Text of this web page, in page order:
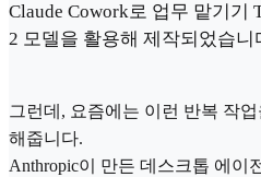
Claude Cowork로 업무 맡기기
2 모델을 활용해 제작되었습니
그런데, 요즘에는 이런 반복 작업
해줍니다.
Anthropic이 만든 데스크톱 에이